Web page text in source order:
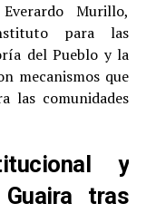
Murillo,
para las
del Pueblo y la
mecanismos que
las comunidades
y
tras